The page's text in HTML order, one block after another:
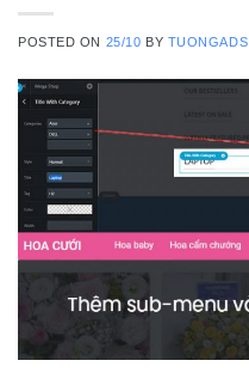
POSTED ON 25/10 BY TUONGADS